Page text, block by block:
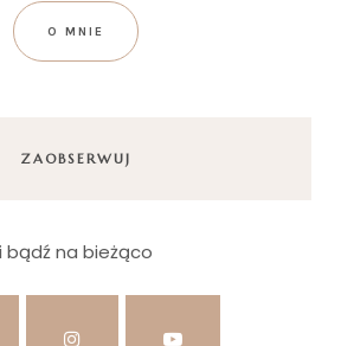
O MNIE
ZAOBSERWUJ
i bądź na bieżąco